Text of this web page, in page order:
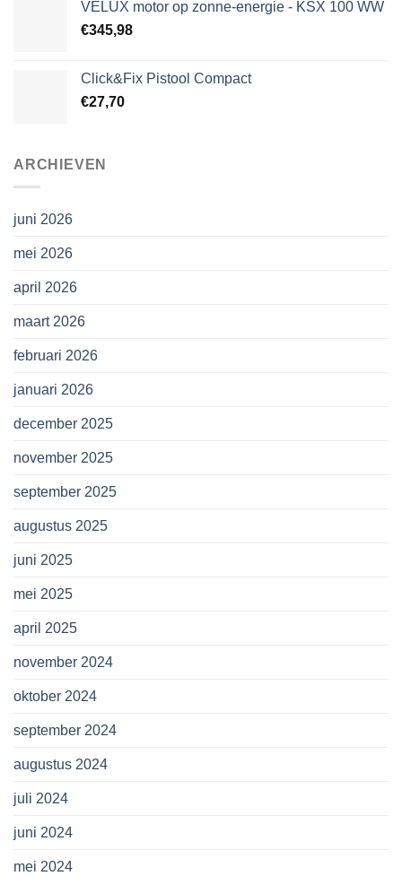
VELUX motor op zonne-energie - KSX 100 WW
€345,98
Click&Fix Pistool Compact
€27,70
ARCHIEVEN
juni 2026
mei 2026
april 2026
maart 2026
februari 2026
januari 2026
december 2025
november 2025
september 2025
augustus 2025
juni 2025
mei 2025
april 2025
november 2024
oktober 2024
september 2024
augustus 2024
juli 2024
juni 2024
mei 2024